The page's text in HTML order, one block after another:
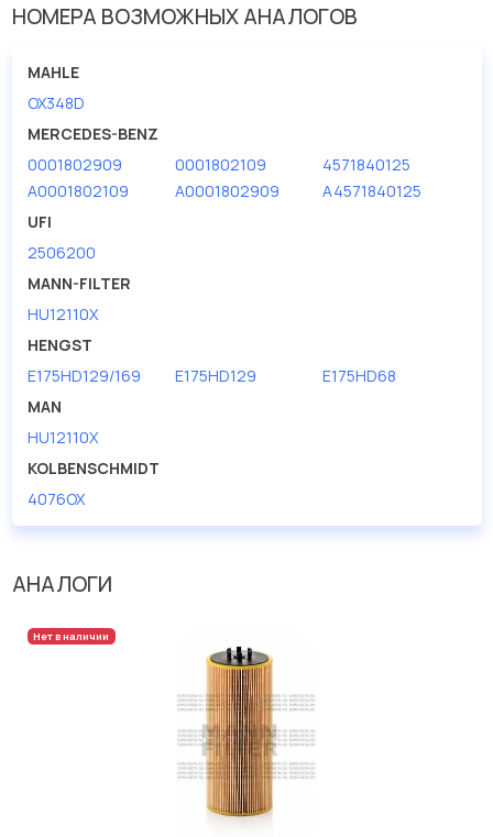
НОМЕРА ВОЗМОЖНЫХ АНАЛОГОВ
MAHLE
OX348D
MERCEDES-BENZ
0001802909
0001802109
4571840125
A0001802109
A0001802909
A4571840125
UFI
2506200
MANN-FILTER
HU12110X
HENGST
E175HD129/169
E175HD129
E175HD68
MAN
HU12110X
KOLBENSCHMIDT
4076OX
АНАЛОГИ
Нет в наличии